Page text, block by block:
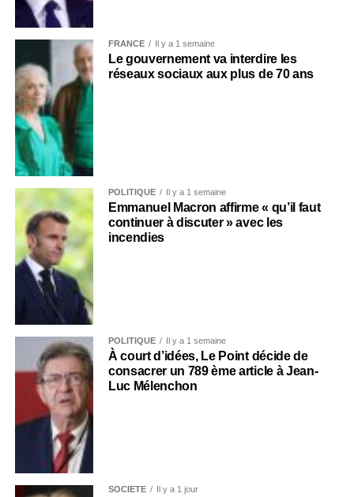
FRANCE Il y a 1 semaine
Le gouvernement va interdire les
réseaux sociaux aux plus de 70 ans
POLITIQUE Il y a 1 semaine
Emmanuel Macron affirme « qu’il faut
continuer à discuter » avec les
incendies
POLITIQUE Il y a 1 semaine
À court d’idées, Le Point décide de
consacrer un 789 ème article à Jean-
Luc Mélenchon
SOCIÉTÉ Il y a 1 jour